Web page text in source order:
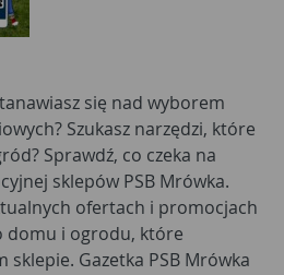
się nad wyborem
Szukasz narzędzi, które
Sprawdź, co czeka na
sklepów PSB Mrówka.
ofertach i promocjach
domu i ogrodu, które
sklepie. Gazetka PSB Mrówka